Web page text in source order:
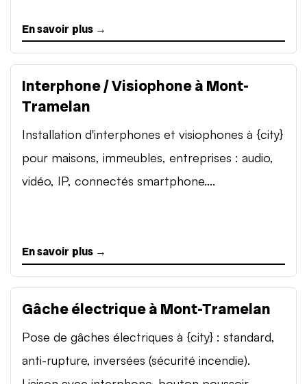
En savoir plus →
Interphone / Visiophone à Mont-
Tramelan
Installation d'interphones et visiophones à {city}
pour maisons, immeubles, entreprises : audio,
vidéo, IP, connectés smartphone....
En savoir plus →
Gâche électrique à Mont-Tramelan
Pose de gâches électriques à {city} : standard,
anti-rupture, inversées (sécurité incendie).